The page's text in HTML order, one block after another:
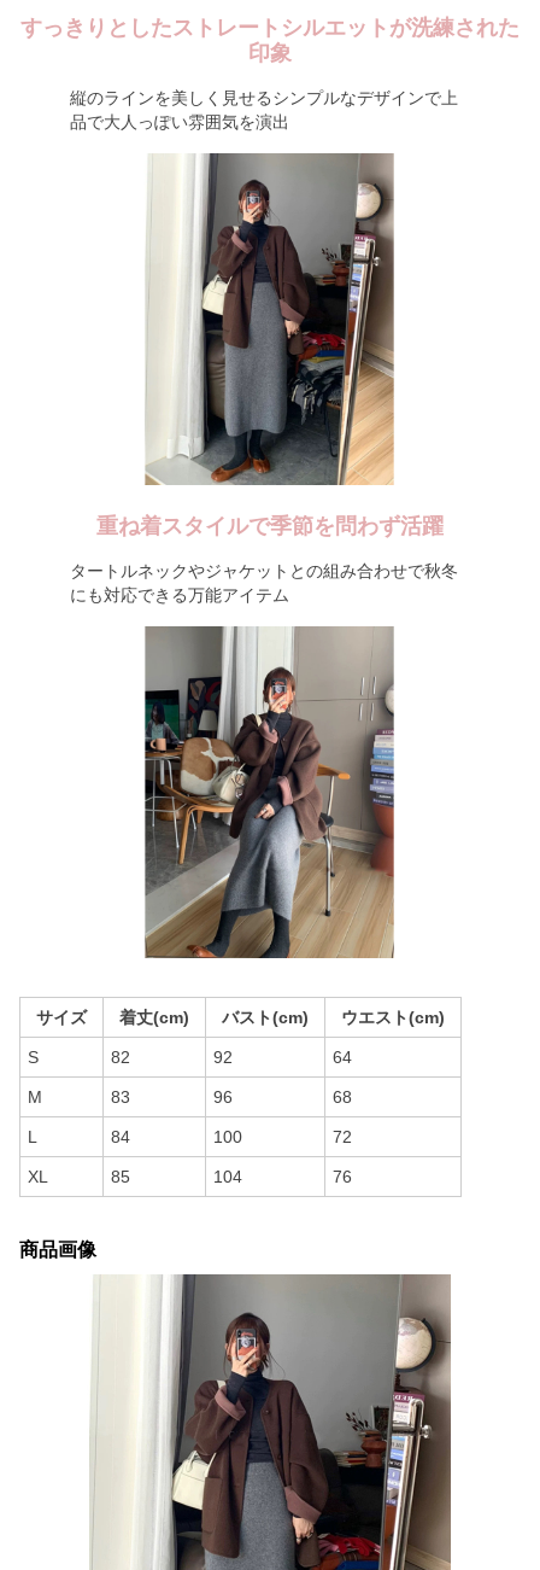
すっきりとしたストレートシルエットが洗練された
印象
縦のラインを美しく見せるシンプルなデザインで上
品で大人っぽい雰囲気を演出
重ね着スタイルで季節を問わず活躍
タートルネックやジャケットとの組み合わせで秋冬
にも対応できる万能アイテム
サイズ 着丈(cm) バスト(cm) ウエスト(cm)
S 82 92 64
M 83 96 68
L 84 100 72
XL 85 104 76
商品画像